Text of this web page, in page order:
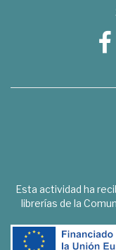
Esta actividad ha
librerías de la